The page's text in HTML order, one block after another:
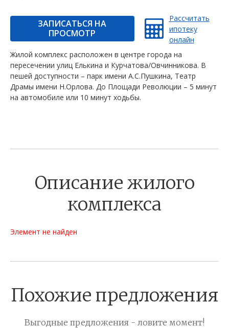
ЗАПИСАТЬСЯ НА
ПРОСМОТР
Рассчитать
ипотеку
онлайн
Жилой комплекс расположен в центре города на
пересечении улиц Елькина и Курчатова/Овчинникова. В
пешей доступности – парк имени А.С.Пушкина, Театр
Драмы имени Н.Орлова. До Площади Революции – 5 минут
на автомобиле или 10 минут ходьбы.
Описание жилого
комплекса
Элемент не найден
Похожие предложения
Выгодные предложения - ловите момент!